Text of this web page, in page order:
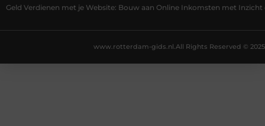
Geld Verdienen met je Website: Bouw aan Online Inkomsten met Inzicht
All Rights Reserved © 2025
www.rotterdam-gids.nl.